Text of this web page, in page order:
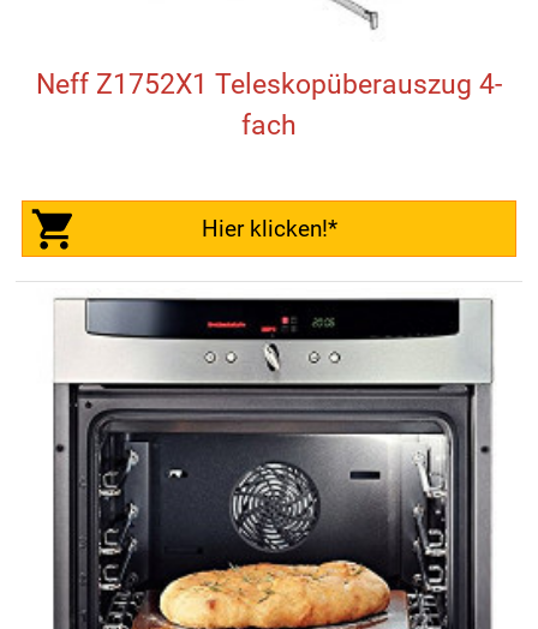
Neff Z1752X1 Teleskopüberauszug 4-
fach
Hier klicken!*